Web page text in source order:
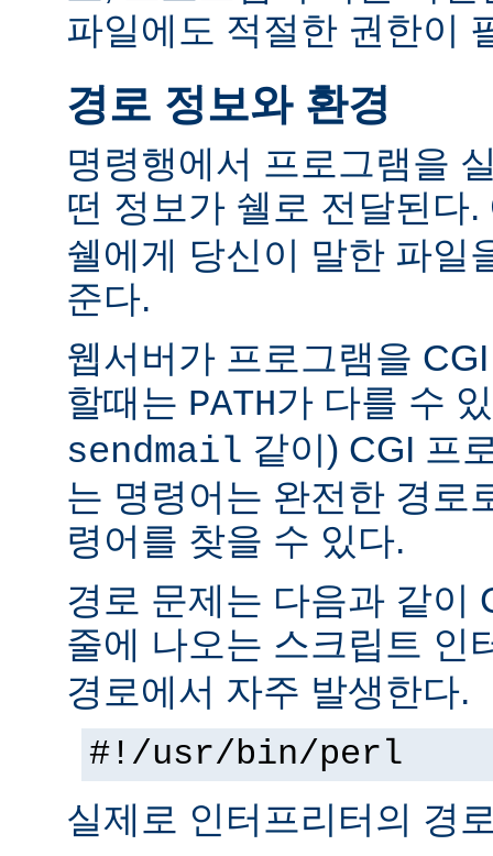
파일에도 적절한 권한이
경로 정보와 환경
명령행에서 프로그램을
떤 정보가 쉘로 전달된다
쉘에게 당신이 말한 파일
준다.
웹서버가 프로그램을
할때는 PATH가 다를 수
sendmail 같이) CGI 프
는 명령어는 완전한 경로
령어를 찾을 수 있다.
경로 문제는 다음과 같이
줄에 나오는 스크립트 인
경로에서 자주 발생한다.
#!/usr/bin/perl
실제로 인터프리터의 경